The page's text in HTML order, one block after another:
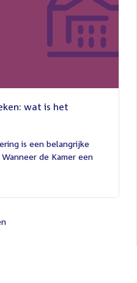
wat is het
is een belangrijke
de Kamer een